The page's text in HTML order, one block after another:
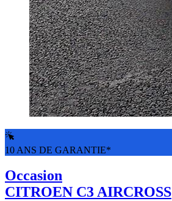
10 ANS DE GARANTIE*
Occasion
CITROEN C3 AIRCROSS